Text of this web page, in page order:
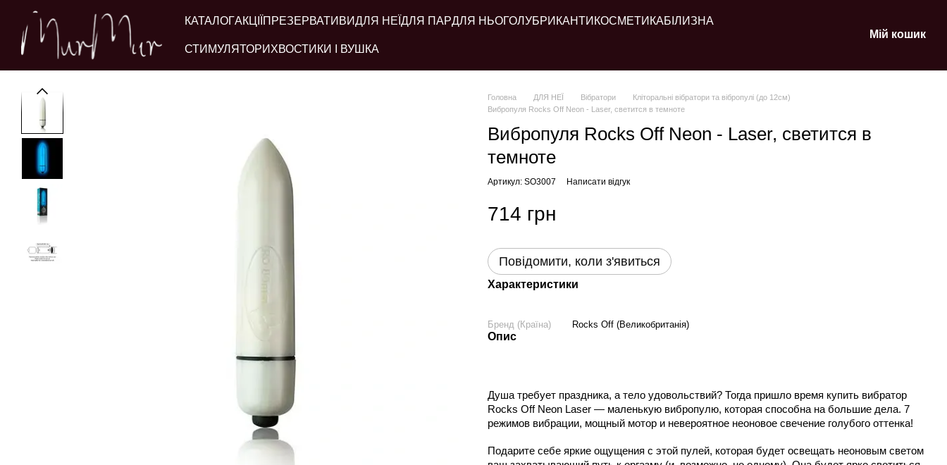
Перейти до основного контенту
КАТАЛОГАКЦІЇ ПРЕЗЕРВАТИВИДЛЯ НЕЇ ДЛЯ ПАРДЛЯ НЬОГОЛУБРИКАНТИ КОСМЕТИКАБІЛИЗНА
СТИМУЛЯТОРИ ХВОСТИКИ І ВУШКА
Мій кошик
Головна ДЛЯ НЕЇ Вібратори
Кліторальні вібратори та вібропулі (до 12см)
Вибропуля Rocks Off Neon - Laser, светится в темноте
Вибропуля Rocks Off Neon - Laser, светится в
темноте
Артикул: SO3007 Написати відгук
714 грн
Повідомити, коли з'явиться
Характеристики
Бренд (Країна) Rocks Off (Великобританія)
Опис
Душа требует праздника, а тело удовольствий? Тогда пришло время купить вибратор
Rocks Off Neon Laser — маленькую вибропулю, которая способна на большие дела. 7
режимов вибрации, мощный мотор и невероятное неоновое свечение голубого оттенка!
Подарите себе яркие ощущения с этой пулей, которая будет освещать неоновым светом